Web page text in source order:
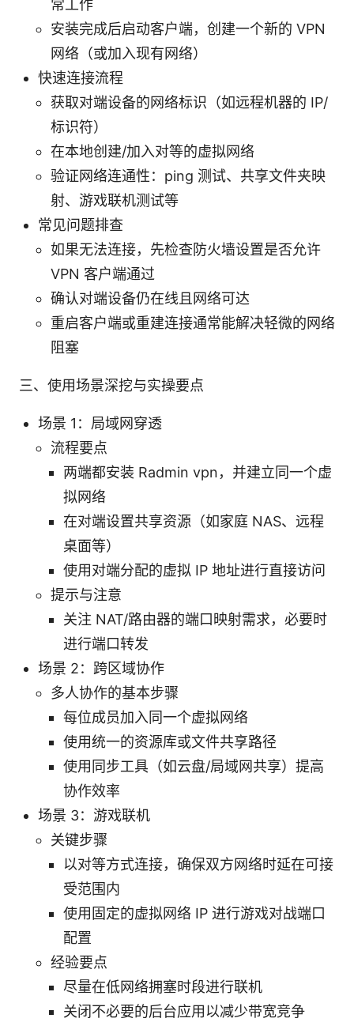
常工作
安装完成后启动客户端，创建一个新的 VPN
网络（或加入现有网络）
快速连接流程
获取对端设备的网络标识（如远程机器的 IP/
标识符）
在本地创建/加入对等的虚拟网络
验证网络连通性：ping 测试、共享文件夹映
射、游戏联机测试等
常见问题排查
如果无法连接，先检查防火墙设置是否允许
VPN 客户端通过
确认对端设备仍在线且网络可达
重启客户端或重建连接通常能解决轻微的网络
阻塞
三、使用场景深挖与实操要点
场景 1：局域网穿透
流程要点
两端都安装 Radmin vpn，并建立同一个虚
拟网络
在对端设置共享资源（如家庭 NAS、远程
桌面等）
使用对端分配的虚拟 IP 地址进行直接访问
提示与注意
关注 NAT/路由器的端口映射需求，必要时
进行端口转发
场景 2：跨区域协作
多人协作的基本步骤
每位成员加入同一个虚拟网络
使用统一的资源库或文件共享路径
使用同步工具（如云盘/局域网共享）提高
协作效率
场景 3：游戏联机
关键步骤
以对等方式连接，确保双方网络时延在可接
受范围内
使用固定的虚拟网络 IP 进行游戏对战端口
配置
经验要点
尽量在低网络拥塞时段进行联机
关闭不必要的后台应用以减少带宽竞争